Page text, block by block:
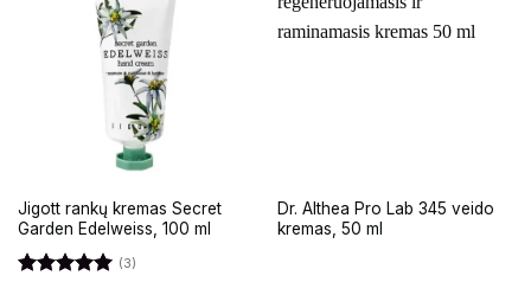
Jigott rankų kremas Secret
Garden Edelweiss, 100 ml
(3)
Dr. Althea Pro Lab 345 veido
kremas, 50 ml